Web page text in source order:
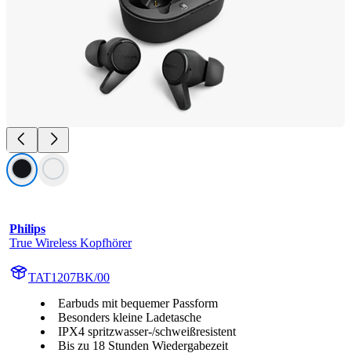
Philips
True Wireless Kopfhörer
TAT1207BK/00
Earbuds mit bequemer Passform
Besonders kleine Ladetasche
IPX4 spritzwasser-/schweißresistent
Bis zu 18 Stunden Wiedergabezeit